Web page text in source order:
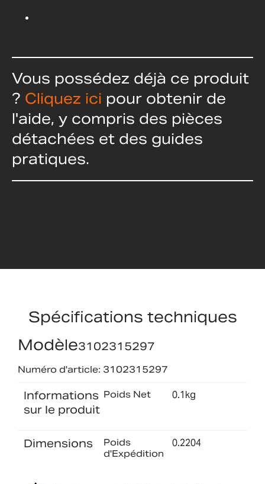
Vous possédez déjà ce produit
? Cliquez ici pour obtenir de
l'aide, y compris des pièces
détachées et des guides
pratiques.
Spécifications techniques
Modèle3102315297
Numéro d'article: 3102315297
Informations
sur le produit
Poids Net 0.1kg
Dimensions
Poids
d'Expédition
0.2204